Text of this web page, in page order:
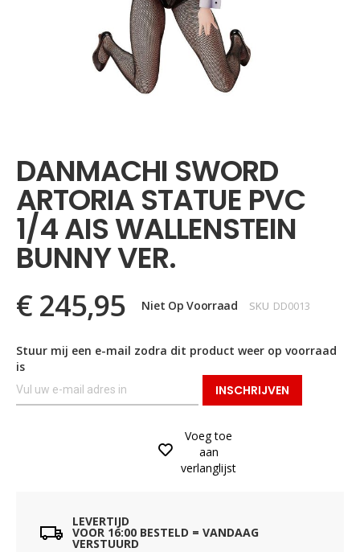
begin
van
de
afbeeldingen-
gallerij
DANMACHI SWORD
ARTORIA STATUE PVC
1/4 AIS WALLENSTEIN
BUNNY VER.
€ 245,95 Niet Op Voorraad SKU DD0013
Stuur mij een e-mail zodra dit product weer op voorraad
is
INSCHRIJVEN
Voeg toe
aan
verlanglijst
LEVERTIJD
VOOR 16:00 BESTELD = VANDAAG
VERSTUURD